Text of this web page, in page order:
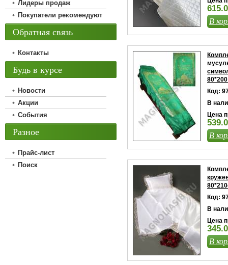
В
Код:
В
Цена
В
Код:
В
Цена
В
Лидеры продаж
Покупатели рекомендуют
Обратная связь
Контакты
Будь в курсе
Новости
Акции
События
Разное
Прайс-лист
Поиск